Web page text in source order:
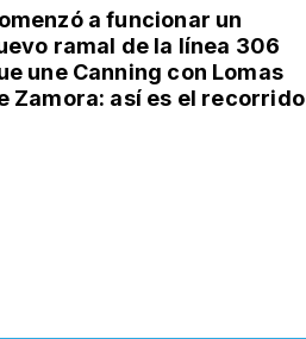
a funcionar un
ramal de la línea 306
une Canning con Lomas
Zamora: así es el recorrido